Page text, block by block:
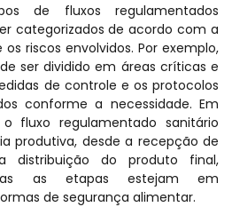
de fluxos regulamentados
categorizados de acordo com a
riscos envolvidos. Por exemplo,
ser dividido em áreas críticas e
de controle e os protocolos
conforme a necessidade. Em
fluxo regulamentado sanitário
produtiva, desde a recepção de
distribuição do produto final,
as etapas estejam em
de segurança alimentar.